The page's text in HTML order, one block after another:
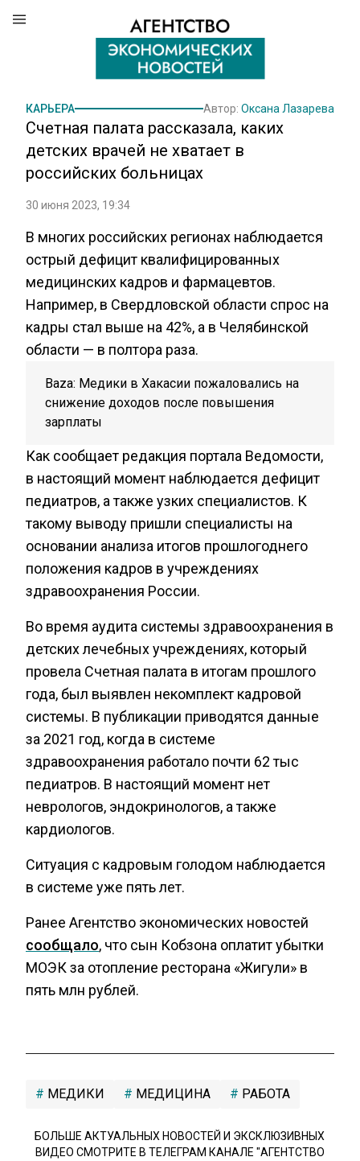
КАРЬЕРА Автор: Оксана Лазарева
Счетная палата рассказала, каких
детских врачей не хватает в
российских больницах
30 июня 2023, 19:34
В многих российских регионах наблюдается
острый дефицит квалифицированных
медицинских кадров и фармацевтов.
Например, в Свердловской области спрос на
кадры стал выше на 42%, а в Челябинской
области — в полтора раза.
Baza: Медики в Хакасии пожаловались на
снижение доходов после повышения
зарплаты
Как сообщает редакция портала Ведомости,
в настоящий момент наблюдается дефицит
педиатров, а также узких специалистов. К
такому выводу пришли специалисты на
основании анализа итогов прошлогоднего
положения кадров в учреждениях
здравоохранения России.
Во время аудита системы здравоохранения в
детских лечебных учреждениях, который
провела Счетная палата в итогам прошлого
года, был выявлен некомплект кадровой
системы. В публикации приводятся данные
за 2021 год, когда в системе
здравоохранения работало почти 62 тыс
педиатров. В настоящий момент нет
неврологов, эндокринологов, а также
кардиологов.
Ситуация с кадровым голодом наблюдается
в системе уже пять лет.
Ранее Агентство экономических новостей
сообщало, что сын Кобзона оплатит убытки
МОЭК за отопление ресторана «Жигули» в
пять млн рублей.
МЕДИКИ МЕДИЦИНА РАБОТА
БОЛЬШЕ АКТУАЛЬНЫХ НОВОСТЕЙ И ЭКСКЛЮЗИВНЫХ
ВИДЕО СМОТРИТЕ В ТЕЛЕГРАМ КАНАЛЕ "АГЕНТСТВО